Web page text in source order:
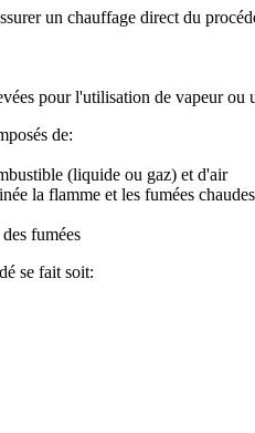
un chauffage direct du
pour l'utilisation de vapeur ou
de:
(liquide ou gaz) et d'air
la flamme et les fumées chaudes
fumées
se fait soit: